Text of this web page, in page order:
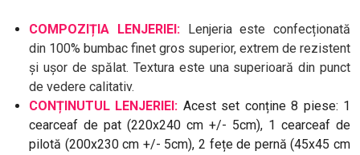
COMPOZIȚIA LENJERIEI: Lenjeria este confecționată
din 100% bumbac finet gros superior, extrem de rezistent
și ușor de spălat. Textura este una superioară din punct
de vedere calitativ.
CONȚINUTUL LENJERIEI: Acest set conține 8 piese: 1
cearceaf de pat (220x240 cm +/- 5cm), 1 cearceaf de
pilotă (200x230 cm +/- 5cm), 2 fețe de pernă (45x45 cm